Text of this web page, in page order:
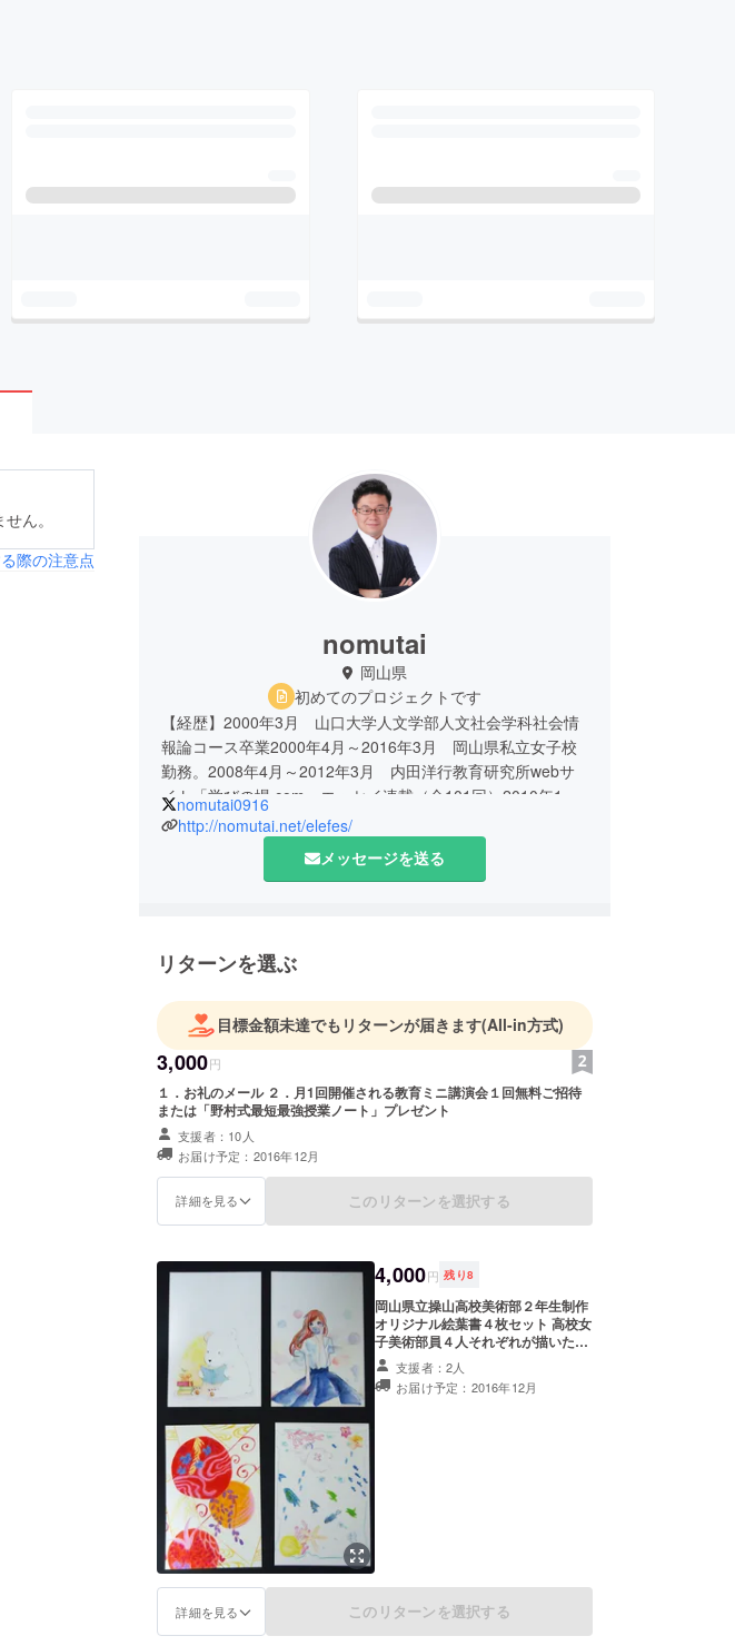
ん。
際の注意点
nomutai
岡山県
初めてのプロジェクトです
【経歴】2000年3月 山口大学人文学部人文社会学科社会情
報論コース卒業2000年4月～2016年3月 岡山県私立女子校
勤務。2008年4月～2012年3月 内田洋行教育研究所webサ
イト「学びの場.com」エッセイ連載（全101回）2010年1月
～2013年12月 oniビジョン市民特派員2016年8月 野村教
育研究所設立。
岡山県の私立高等学校の地歴・公民科教諭として2016年3月
「ハニワドーナツ Honey-waを作ろう」などユニークな授
こった日本人捕虜脱走事件であるカウラ事件を研究。2009
年、2014年と生徒を連れてオーストラリアカウラを訪問し現
地交流事業を行った。
部活動では10年間放送部を指導。テレビ番組制作部門で全国
大会入賞多数の実績を残す。
主権者教育の分野では「Vote at 18」を主催、高校生にとっ
て身近に感じる選挙のイベントを開催した。
難関大学含め希望大学への合格実績も多数。進路相談だけで
きに頼れる先生」として卒業後も相談に訪れる生徒も多い。
2016年8月、独立。「野村教育研究所」を設立し、「セカン
ドオピニオンティーチャー」を名乗る個人教育コンサルタン
ト事業をはじめる。同時に公益財団法人みんなでつくる財団
おかやま事業スタッフ、ＮＰＯ法人YouthCreate岡山事業ス
タッフとしてソーシャルな活動にも従事。またラジオパーソ
ナリティとして地元FM局の番組に月２回レギュラーコー
ナーを持つ。
nomutai0916
http://nomutai.net/elefes/
メッセージを送る
リターンを選ぶ
目標金額未達でもリターンが届きます(All-in方式)
3,000円
１．お礼のメール ２．月1回開催される教育ミニ講演会１回無料ご招待
または「野村式最短最強授業ノート」プレゼント
支援者：10人
お届け予定：2016年12月
詳細を見る このリターンを選択する
4,000円 残り8
岡山県立操山高校美術部２年生制作
オリジナル絵葉書４枚セット 高校女
子美術部員４人それぞれが描いたオ
リジナルイラストの絵葉書４枚セッ
トです。この絵葉書は９月１０日に
行われた文化祭で部員さんが直接販
ターンとして追加設定いたします。
リターンの絵葉書には、絵のタイト
ルと作者の名前が別紙として添付さ
支援者：2人
お届け予定：2016年12月
詳細を見る このリターンを選択する